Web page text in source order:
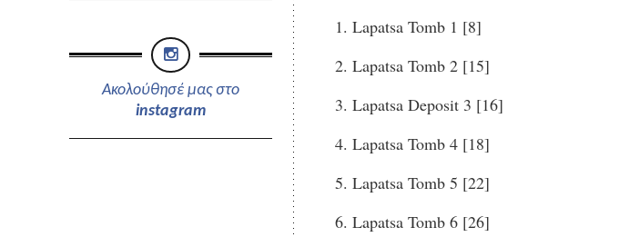
Ακολούθησέ μας στο
instagram
Lapatsa Tomb 1 [8]
Lapatsa Tomb 2 [15]
Lapatsa Deposit 3 [16]
Lapatsa Tomb 4 [18]
Lapatsa Tomb 5 [22]
Lapatsa Tomb 6 [26]